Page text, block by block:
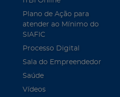
Plano de Ação para
atender ao Mínimo do
SIAFIC
Processo Digital
Sala do Empreendedor
Saúde
Vídeos